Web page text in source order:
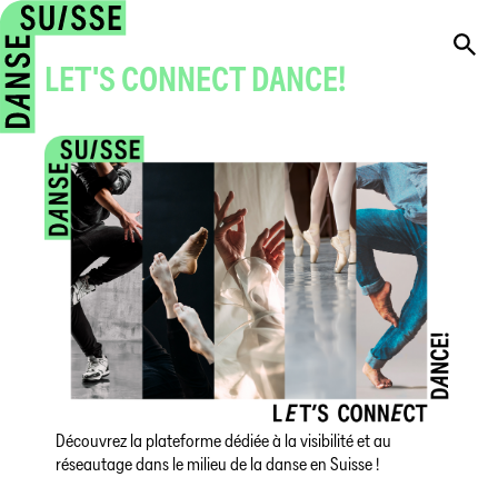
LET'S CONNECT DANCE!
Découvrez la plateforme dédiée à la visibilité et au
réseautage dans le milieu de la danse en Suisse !